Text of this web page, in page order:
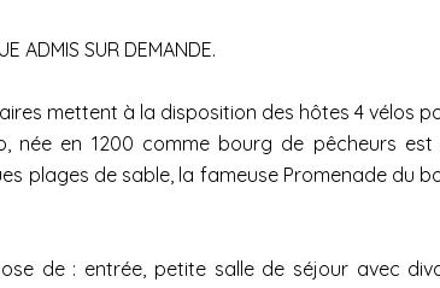
ADMIS SUR DEMANDE.
mettent à la disposition des hôtes 4 vélos
née en 1200 comme bourg de pêcheurs
plages de sable, la fameuse Promenade du
de : entrée, petite salle de séjour avec